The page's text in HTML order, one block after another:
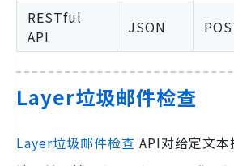
RESTful
API
JSON
Layer垃圾邮件检查
Layer垃圾邮件检查 API对给定文